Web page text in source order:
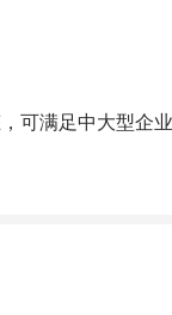
满足中大型企